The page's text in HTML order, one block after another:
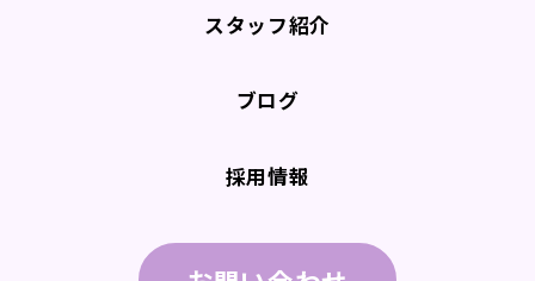
スタッフ紹介
ブログ
採用情報